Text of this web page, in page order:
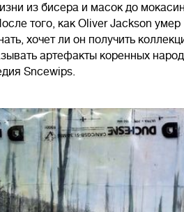
из бисера и масок до
того, как Oliver Jackson
хочет ли он получить
артефакты коренных
Sncewips.